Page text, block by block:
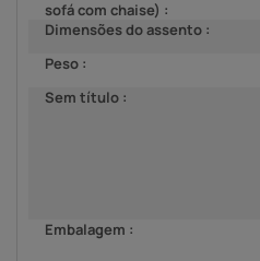
sofá com chaise) :
Dimensões do assento :
Peso :
Sem título :
Embalagem :